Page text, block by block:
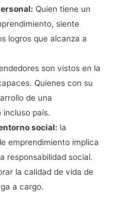
Quien tiene un
siente
logros que alcanza a
son vistos en la
Quienes con su
de una
incluso país.
social: la
emprendimiento implica
responsabilidad social.
la calidad de vida de
a cargo.